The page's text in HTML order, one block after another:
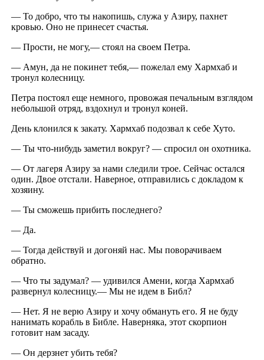
— То добро, что ты накопишь, служа у Азиру, пахнет
кровью. Оно не принесет счастья.
— Прости, не могу,— стоял на своем Петра.
— Амун, да не покинет тебя,— пожелал ему Хармхаб и
тронул колесницу.
Петра постоял еще немного, провожая печальным взглядом
небольшой отряд, вздохнул и тронул коней.
День клонился к закату. Хармхаб подозвал к себе Хуто.
— Ты что-нибудь заметил вокруг? — спросил он охотника.
— От лагеря Азиру за нами следили трое. Сейчас остался
один. Двое отстали. Наверное, отправились с докладом к
хозяину.
— Ты сможешь прибить последнего?
— Да.
— Тогда действуй и догоняй нас. Мы поворачиваем
обратно.
— Что ты задумал? — удивился Амени, когда Хармхаб
развернул колесницу.— Мы не идем в Библ?
— Нет. Я не верю Азиру и хочу обмануть его. Я не буду
нанимать корабль в Библе. Наверняка, этот скорпион
готовит нам засаду.
— Он дерзнет убить тебя?